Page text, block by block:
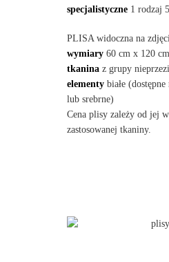
specjalistyczne1 rodzaj
PLISA widoczna na
wymiary60 cm x 120 cm
tkaninaz grupy
elementybiałe
lub srebrne)
Cena plisy zależy od jej
zastosowanej tkaniny.